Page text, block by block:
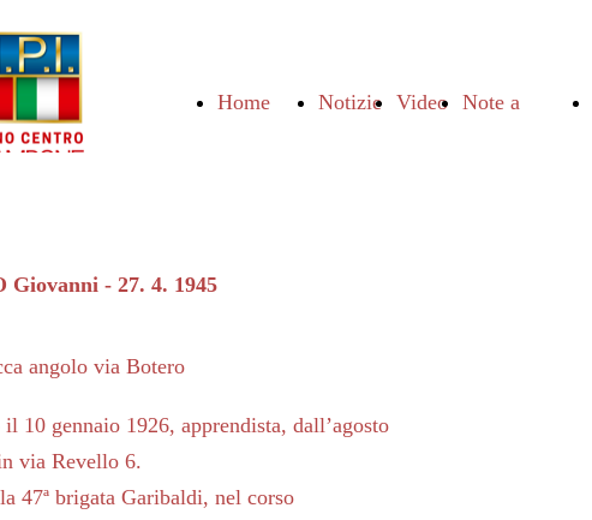
Home Notizie Video Note a
Giovanni - 27. 4. 1945
angolo via Botero
10 gennaio 1926, apprendista, dall’agosto
via Revello 6.
47ª brigata Garibaldi, nel corso